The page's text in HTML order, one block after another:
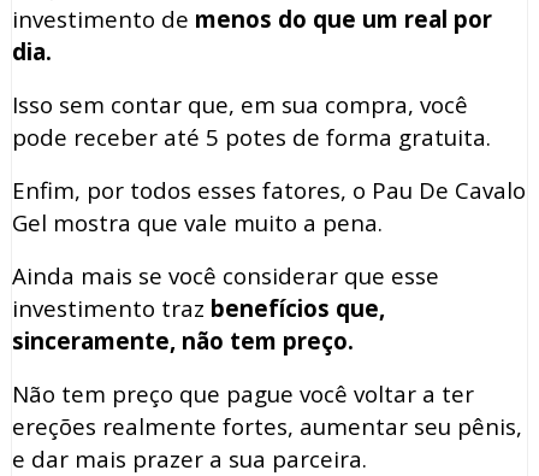
investimento de menos do que um real por
dia.
Isso sem contar que, em sua compra, você
pode receber até 5 potes de forma gratuita.
Enfim, por todos esses fatores, o Pau De Cavalo
Gel mostra que vale muito a pena.
Ainda mais se você considerar que esse
investimento traz benefícios que,
sinceramente, não tem preço.
Não tem preço que pague você voltar a ter
ereções realmente fortes, aumentar seu pênis,
e dar mais prazer a sua parceira.